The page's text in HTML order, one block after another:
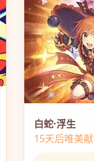
白蛇·浮生
15天后唯美